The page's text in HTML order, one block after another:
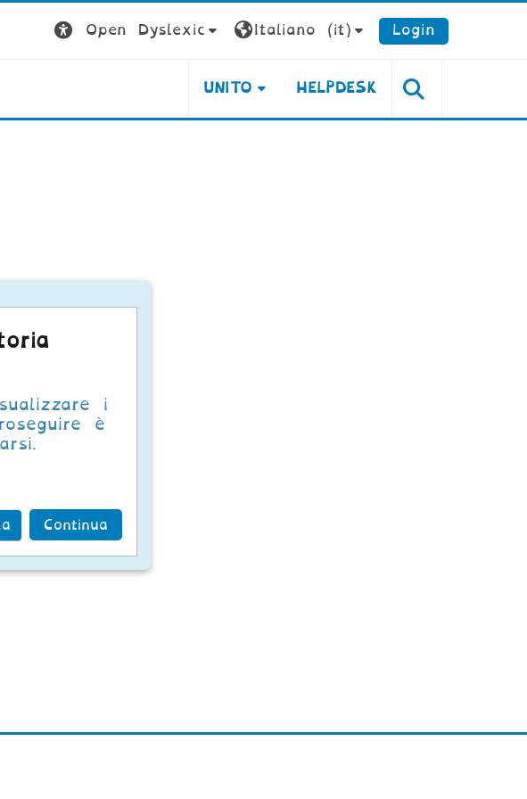
Open Dyslexic
Italiano ‎(it)‎ Login
UNITO HELPDESK
i
è
Continua